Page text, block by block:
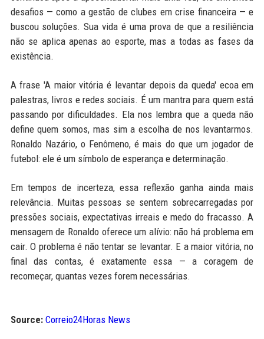
desafios — como a gestão de clubes em crise financeira — e
buscou soluções. Sua vida é uma prova de que a resiliência
não se aplica apenas ao esporte, mas a todas as fases da
existência.
A frase 'A maior vitória é levantar depois da queda' ecoa em
palestras, livros e redes sociais. É um mantra para quem está
passando por dificuldades. Ela nos lembra que a queda não
define quem somos, mas sim a escolha de nos levantarmos.
Ronaldo Nazário, o Fenômeno, é mais do que um jogador de
futebol: ele é um símbolo de esperança e determinação.
Em tempos de incerteza, essa reflexão ganha ainda mais
relevância. Muitas pessoas se sentem sobrecarregadas por
pressões sociais, expectativas irreais e medo do fracasso. A
mensagem de Ronaldo oferece um alívio: não há problema em
cair. O problema é não tentar se levantar. E a maior vitória, no
final das contas, é exatamente essa — a coragem de
recomeçar, quantas vezes forem necessárias.
Source: Correio24Horas News